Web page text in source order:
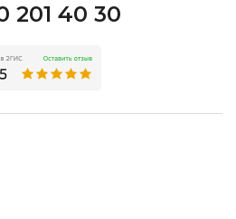
201 40 30